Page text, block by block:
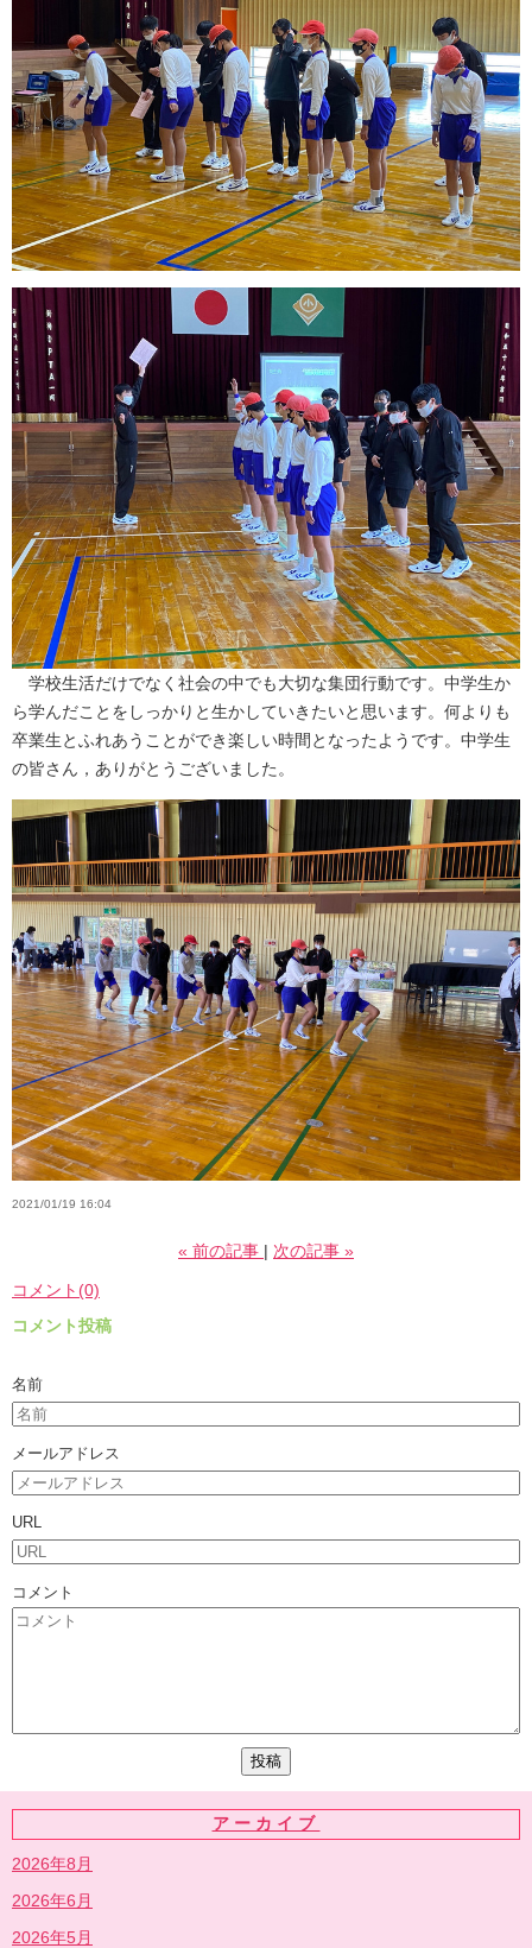
学校生活だけでなく社会の中でも大切な集団行動です。中学生か
ら学んだことをしっかりと生かしていきたいと思います。何よりも
卒業生とふれあうことができ楽しい時間となったようです。中学生
の皆さん，ありがとうございました。
2021/01/19 16:04
« 前の記事 次の記事 »
コメント(0)
コメント投稿
名前
メールアドレス
URL
コメント
アーカイブ
2026年8月
2026年6月
2026年5月